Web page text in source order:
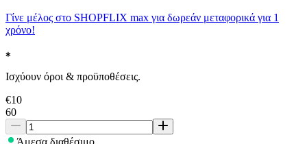
Γίνε μέλος στο SHOPFLIX max για δωρεάν μεταφορικά για 1
χρόνο!
Ισχύουν όροι & προϋποθέσεις.
€10
60
Άμεσα διαθέσιμο